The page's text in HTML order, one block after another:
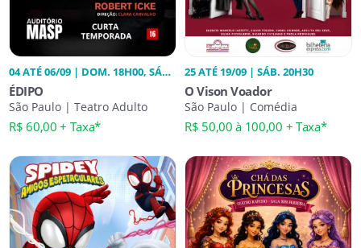
04 ATÉ 06/09 | DOM. 18H00, SÁB.
20H00
ÉDIPO
São Paulo | Teatro Adulto
R$ 60,00 + Taxa*
25 ATÉ 19/09 | SÁB. 20H30
O Vison Voador
São Paulo | Comédia
R$ 50,00 à 100,00 + Taxa*